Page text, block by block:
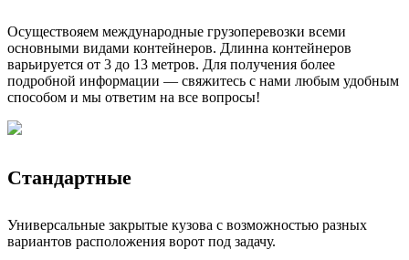
Осуществояем международные грузоперевозки всеми
основными видами контейнеров. Длинна контейнеров
варьируется от 3 до 13 метров. Для получения более
подробной информации — свяжитесь с нами любым удобным
способом и мы ответим на все вопросы!
Стандартные
Универсальные закрытые кузова с возможностью разных
вариантов расположения ворот под задачу.